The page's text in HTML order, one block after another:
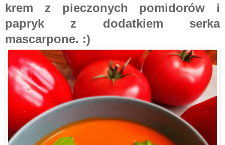
krem z pieczonych pomidorów i
papryk z dodatkiem serka
mascarpone. :)